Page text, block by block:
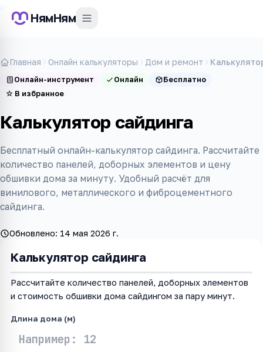
НямНям
Главная Онлайн калькуляторы Дом и ремонт
Онлайн-инструмент Онлайн
Бесплатно
☆ В избранное
Калькулятор сайдинга
Бесплатный онлайн-калькулятор сайдинга. Рассчитайте
количество панелей, доборных элементов и цену
обшивки дома за минуту. Удобный расчёт для
винилового, металлического и фиброцементного
сайдинга.
Обновлено: 14 мая 2026 г.
Калькулятор сайдинга
Рассчитайте количество панелей, доборных элементов
и стоимость обшивки дома сайдингом за пару минут.
Длина дома (м)